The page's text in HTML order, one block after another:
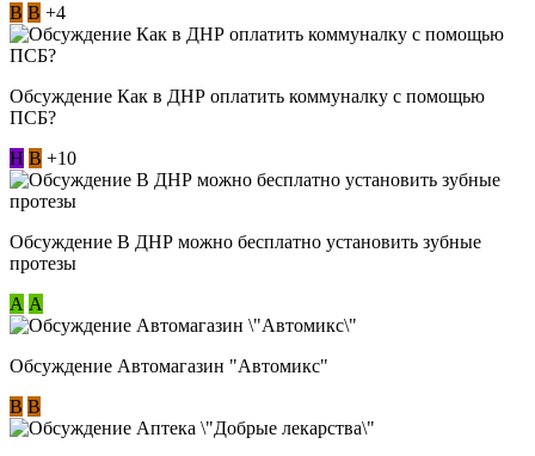
В В +4
Обсуждение Как в ДНР оплатить коммуналку с помощью
ПСБ?
Н В +10
Обсуждение В ДНР можно бесплатно установить зубные
протезы
А А
Обсуждение Автомагазин "Автомикс"
В В